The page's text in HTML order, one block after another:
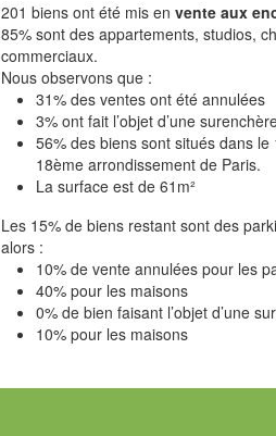
201 biens ont été mis en vente aux
85% sont des appartements, studios,
commerciaux.
Nous observons que :
31% des ventes ont été annulées
3% ont fait l’objet d’une
56% des biens sont situés dans
18ème arrondissement de Paris.
La surface est de 61m²
Les 15% de biens restant sont des
alors :
10% de vente annulées pour les
40% pour les maisons
0% de bien faisant l’objet d’une
10% pour les maisons